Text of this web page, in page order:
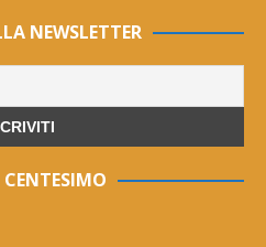
NEWSLETTER